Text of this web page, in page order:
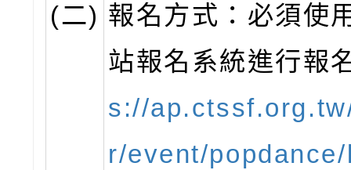
(二) 報名方式：必須使
站報名系統進行報
s://
r/event/